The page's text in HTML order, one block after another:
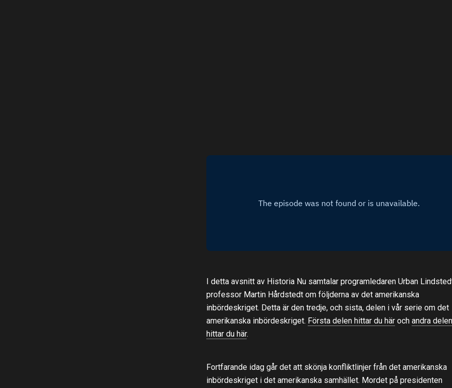
I detta avsnitt av Historia Nu samtalar programledaren Urban
professor Martin Hårdstedt om följderna av det amerikanska
inbördeskriget. Detta är den tredje, och sista, delen i vår serie om det
amerikanska inbördeskriget. Första delen hittar du här och andra delen
hittar du här.
Fortfarande idag går det att skönja konfliktlinjer från det amerikanska
inbördeskriget i det amerikanska samhället. Mordet på presidenten